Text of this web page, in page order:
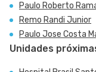
Paulo Roberto
Remo Randi Junior
Paulo Jose Costa
Unidades